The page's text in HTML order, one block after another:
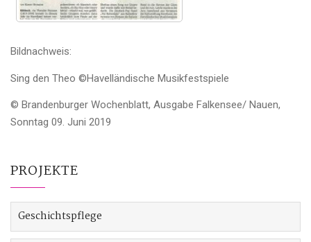
Bildnachweis:
Sing den Theo ©Havelländische Musikfestspiele
© Brandenburger Wochenblatt, Ausgabe Falkensee/ Nauen,
Sonntag 09. Juni 2019
PROJEKTE
Geschichtspflege